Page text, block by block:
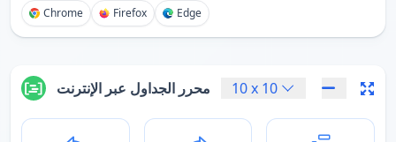
Chrome Firefox Edge
محرر الجداول عبر الإنترنت 10x 10